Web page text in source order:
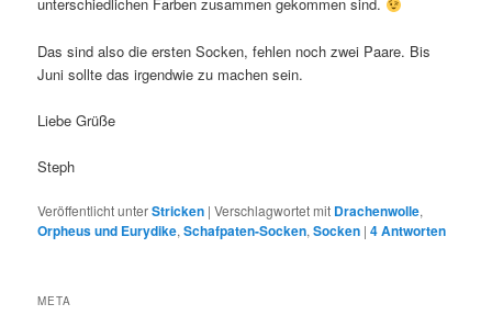
unterschiedlichen Farben zusammen gekommen sind.
Das sind also die ersten Socken, fehlen noch zwei Paare. Bis
Juni sollte das irgendwie zu machen sein.
Liebe Grüße
Steph
Veröffentlicht unterStricken |Verschlagwortet mit Drachenwolle,
Orpheus und Eurydike,Schafpaten-Socken,Socken |4Antworten
META